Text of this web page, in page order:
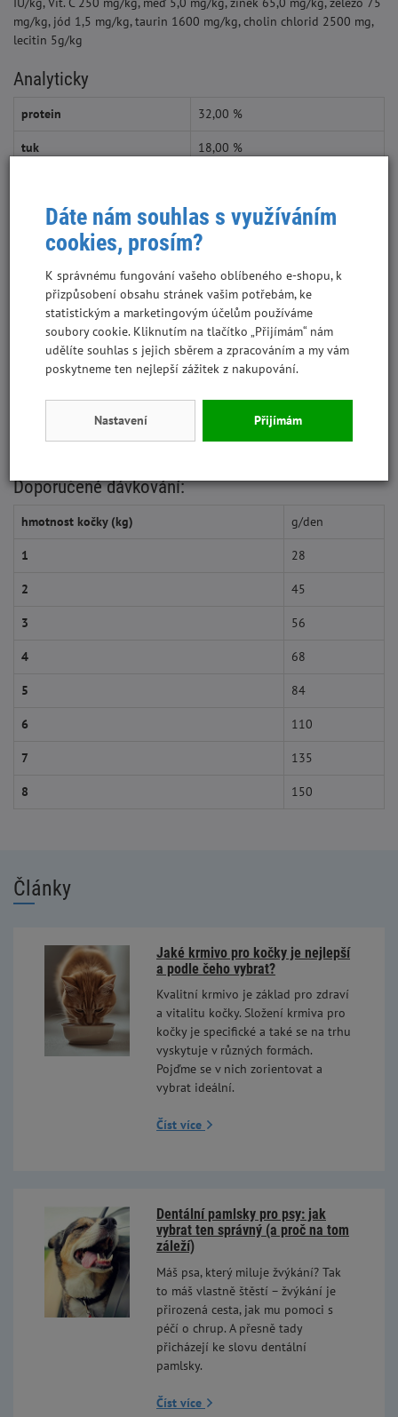
mg/kg, jód 1,5 mg/kg, taurin 1600 mg/kg, cholin chlorid 2500 mg,
lecitin 5g/kg
Analyticky
protein 32,00 %
tuk 18,00 %
minerály 6,50 %
vápník 1,40 %
fosfor 1,00 %
hořčík 30 mg/kg
sodík 0,45 %
Doporučené dávkování:
hmotnost kočky (kg) g/den
1 28
2 45
3 56
4 68
5 84
6 110
7 135
8 150
Články
Jaké krmivo pro kočky je nejlepší
a podle čeho vybrat?
Kvalitní krmivo je základ pro zdraví
a vitalitu kočky. Složení krmiva pro
kočky je specifické a také se na trhu
vyskytuje v různých formách.
Pojďme se v nich zorientovat a
vybrat ideální.
Číst více
Dentální pamlsky pro psy: jak
vybrat ten správný (a proč na tom
záleží)
Máš psa, který miluje žvýkání? Tak
to máš vlastně štěstí – žvýkání je
přirozená cesta, jak mu pomoci s
péčí o chrup. A přesně tady
přicházejí ke slovu dentální
pamlsky.
Číst více
Dáte nám souhlas s využíváním
cookies, prosím?
K správnému fungování vašeho oblíbeného e-shopu, k
přizpůsobení obsahu stránek vašim potřebám, ke
statistickým a marketingovým účelům používáme
soubory cookie. Kliknutím na tlačítko „Přijímám“ nám
udělíte souhlas s jejich sběrem a zpracováním a my vám
poskytneme ten nejlepší zážitek z nakupování.
Nastavení Přijímám